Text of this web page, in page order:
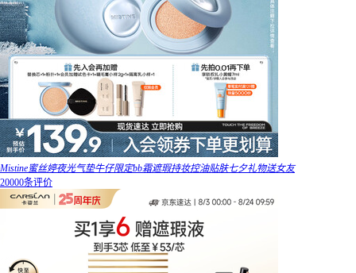
Mistine蜜丝婷夜光气垫牛仔限定bb霜遮瑕持妆控油贴肤七夕礼物送女友
20000条评价